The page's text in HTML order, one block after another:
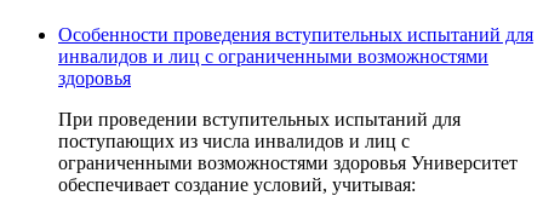
Особенности проведения вступительных испытаний для
инвалидов и лиц с ограниченными возможностями
здоровья
При проведении вступительных испытаний для
поступающих из числа инвалидов и лиц с
ограниченными возможностями здоровья Университет
обеспечивает создание условий, учитывая: